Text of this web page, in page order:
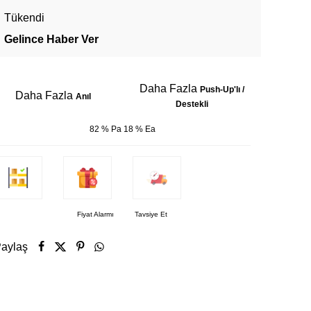
Tükendi
Gelince Haber Ver
Daha Fazla Anıl
Daha Fazla Push-Up'lı /
Destekli
82 % Pa 18 % Ea
Fiyat Alarmı Tavsiye Et